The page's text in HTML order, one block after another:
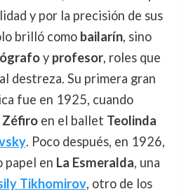
y por la precisión de sus
brilló como bailarín, sino
y profesor, roles que
destreza. Su primera gran
fue en 1925, cuando
Zéfiroen el ballet Teolinda
. Poco después, en 1926,
papel en La Esmeralda, una
Tikhomirov, otro de los